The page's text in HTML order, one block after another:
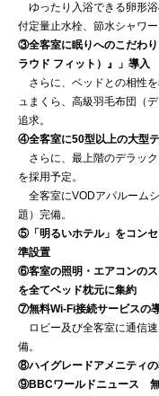
ゆったり入浴できる卵形
付定量止水栓、節水シャワー
③全客室に眠りへのこだわ
ラウド フィット）』」導入
さらに、ベッドとの相性
ュまくら、高級羽毛布団（
追求。
④全客室に50型以上の大型
さらに、最上階のデラッ
を採用予定。
全客室にVODアパルーム
題）完備。
⑤「明るいホテル」をコン
準設置
⑥客室の照明・エアコンの
を全てベッド枕元に集約
⑦無料Wi-Fi接続サービスの
ロビー及び全客室に通信
備。
⑧ハイグレードアメニティの
⑨BBCワールドニュース